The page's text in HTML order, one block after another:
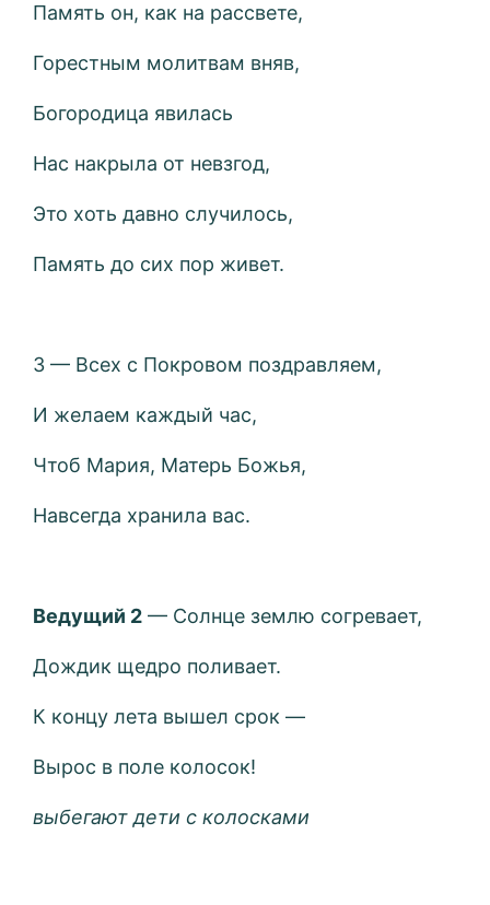
Память он, как на рассвете,
Горестным молитвам вняв,
Богородица явилась
Нас накрыла от невзгод,
Это хоть давно случилось,
Память до сих пор живет.
3 — Всех с Покровом поздравляем,
И желаем каждый час,
Чтоб Мария, Матерь Божья,
Навсегда хранила вас.
Ведущий 2 — Солнце землю согревает,
Дождик щедро поливает.
К концу лета вышел срок —
Вырос в поле колосок!
выбегают дети с колосками